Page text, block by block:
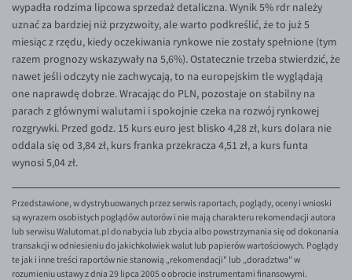
wypadła rodzima lipcowa sprzedaż detaliczna. Wynik 5% rdr należy
uznać za bardziej niż przyzwoity, ale warto podkreślić, że to już 5
miesiąc z rzędu, kiedy oczekiwania rynkowe nie zostały spełnione (tym
razem prognozy wskazywały na 5,6%). Ostatecznie trzeba stwierdzić, że
nawet jeśli odczyty nie zachwycają, to na europejskim tle wyglądają
one naprawdę dobrze. Wracając do PLN, pozostaje on stabilny na
parach z głównymi walutami i spokojnie czeka na rozwój rynkowej
rozgrywki. Przed godz. 15 kurs euro jest blisko 4,28 zł, kurs dolara nie
oddala się od 3,84 zł, kurs franka przekracza 4,51 zł, a kurs funta
wynosi 5,04 zł.
Przedstawione, w dystrybuowanych przez serwis raportach, poglądy, oceny i wnioski
są wyrazem osobistych poglądów autorów i nie mają charakteru rekomendacji autora
lub serwisu Walutomat.pl do nabycia lub zbycia albo powstrzymania się od dokonania
transakcji w odniesieniu do jakichkolwiek walut lub papierów wartościowych. Poglądy
te jak i inne treści raportów nie stanowią „rekomendacji" lub „doradztwa" w
rozumieniu ustawy z dnia 29 lipca 2005 o obrocie instrumentami finansowymi.